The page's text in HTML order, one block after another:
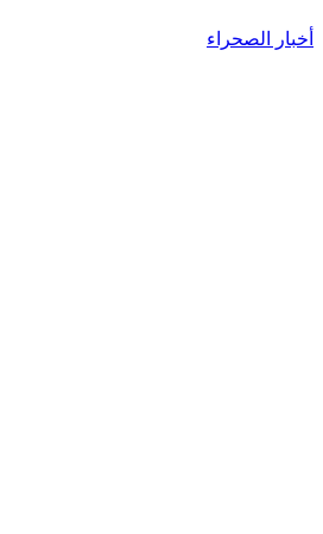
أخبار الصحراء